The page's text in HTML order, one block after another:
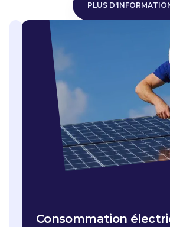
PLUS
Consommation